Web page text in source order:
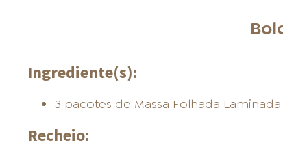
Ingrediente(s):
3 pacotes de Massa Folhada
Recheio: